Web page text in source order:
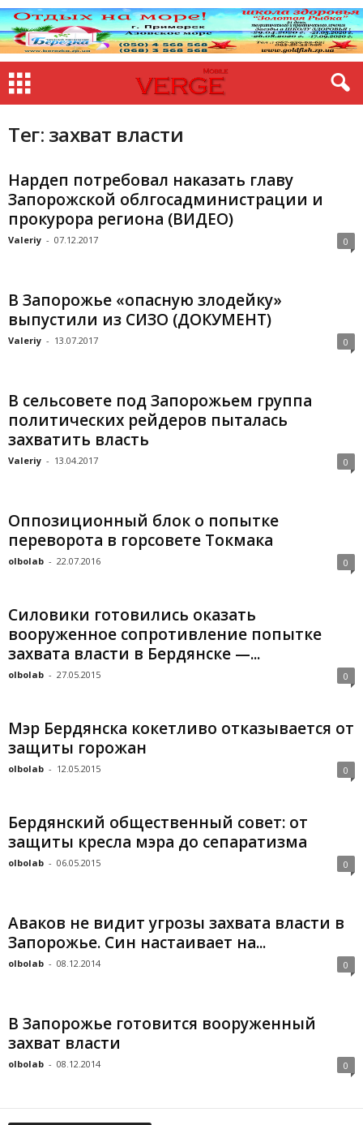
Тег: захват власти
Нардеп потребовал наказать главу
Запорожской облгосадминистрации и
прокурора региона (ВИДЕО)
Valeriy - 07.12.2017 0
В Запорожье «опасную злодейку»
выпустили из СИЗО (ДОКУМЕНТ)
Valeriy - 13.07.2017 0
В сельсовете под Запорожьем группа
политических рейдеров пыталась
захватить власть
Valeriy - 13.04.2017 0
Оппозиционный блок о попытке
переворота в горсовете Токмака
olbolab - 22.07.2016 0
Силовики готовились оказать
вооруженное сопротивление попытке
захвата власти в Бердянске —...
olbolab - 27.05.2015 0
Мэр Бердянска кокетливо отказывается от
защиты горожан
olbolab - 12.05.2015 0
Бердянский общественный совет: от
защиты кресла мэра до сепаратизма
olbolab - 06.05.2015 0
Аваков не видит угрозы захвата власти в
Запорожье. Син настаивает на...
olbolab - 08.12.2014 0
В Запорожье готовится вооруженный
захват власти
olbolab - 08.12.2014 0